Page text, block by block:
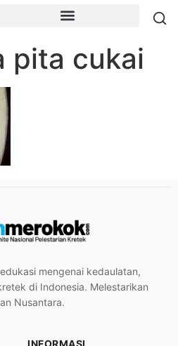
pita cukai
mengenai kedaulatan,
di Indonesia. Melestarikan
Nusantara.